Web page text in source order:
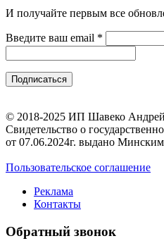
И получайте первым все
Введите ваш email *
© 2018-2025 ИП Шавеко
Свидетельство о
от 07.06.2024г. выдано
Пользовательское соглашение
Реклама
Контакты
Обратный звонок